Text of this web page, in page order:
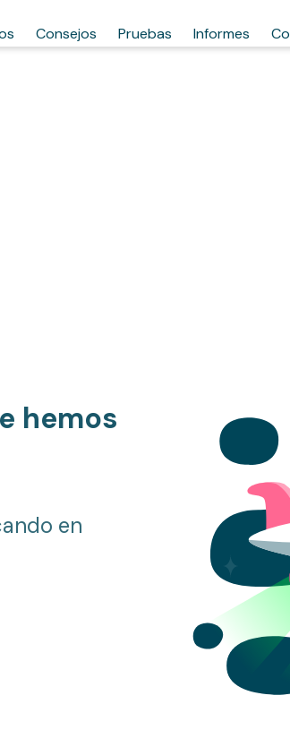
Consejos Pruebas Informes
hemos
en